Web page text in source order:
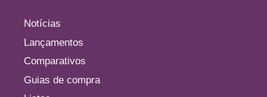
Notícias
Lançamentos
Comparativos
Guias de compra